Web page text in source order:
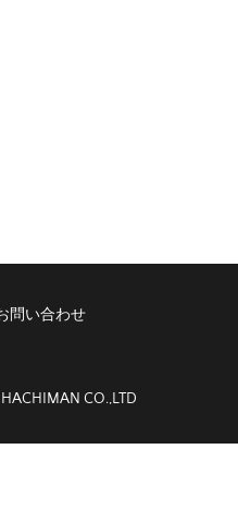
問い合わせ
CO.,LTD